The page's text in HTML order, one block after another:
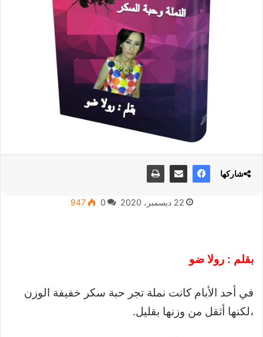
22 ديسمبر، 2020 0
947
بقلم : رولا ضو
في أحد الأبام كانت نملة تجر حبة سكر خفيفة الوزن
،لكنها أثقل من وزنها بقليل.
شاركها